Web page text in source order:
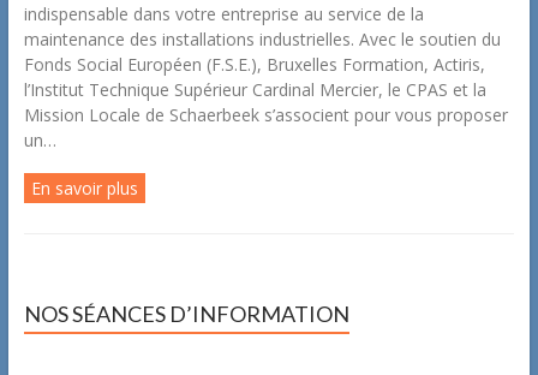
indispensable dans votre entreprise au service de la
maintenance des installations industrielles. Avec le soutien du
Fonds Social Européen (F.S.E.), Bruxelles Formation, Actiris,
l’Institut Technique Supérieur Cardinal Mercier, le CPAS et la
Mission Locale de Schaerbeek s’associent pour vous proposer
un…
En savoir plus
NOS SÉANCES D’INFORMATION